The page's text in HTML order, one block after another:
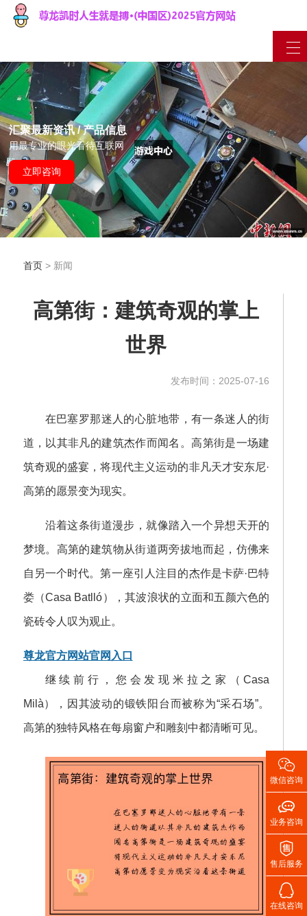
汇聚最新资讯 / 产品信息
用最专业的眼光看待互联网
立即咨询
首页> 新闻
高第街：建筑奇观的掌上
世界
发布时间：2025-07-16
在巴塞罗那迷人的心脏地带，有一条迷人的街
道，以其非凡的建筑杰作而闻名。高第街是一场建
筑奇观的盛宴，将现代主义运动的非凡天才安东尼·
高第的愿景变为现实。
沿着这条街道漫步，就像踏入一个异想天开的
梦境。高第的建筑物从街道两旁拔地而起，仿佛来
自另一个时代。第一座引人注目的杰作是卡萨·巴特
娄（Casa Batlló），其波浪状的立面和五颜六色的
瓷砖令人叹为观止。
尊龙官方网站官网入口
继续前行，您会发现米拉之家（Casa
Milà），因其波动的锻铁阳台而被称为“采石场”。
高第的独特风格在每扇窗户和雕刻中都清晰可见。

微信咨询

业务咨询

售后服务

在线咨询